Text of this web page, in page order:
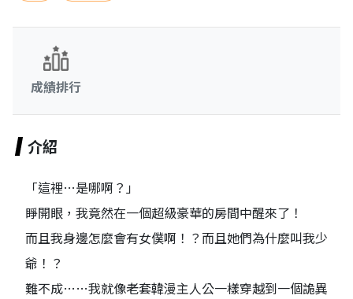
成績排行
介紹
「這裡…是哪啊？」
睜開眼，我竟然在一個超級豪華的房間中醒來了！
而且我身邊怎麼會有女僕啊！？而且她們為什麼叫我少
爺！？
難不成……我就像老套韓漫主人公一樣穿越到一個詭異